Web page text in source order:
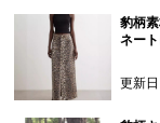
豹柄
ネー
更新